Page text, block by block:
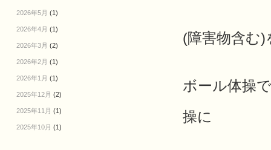
2026年5月 (1)
2026年4月 (1)
2026年3月 (2)
2026年2月 (1)
2026年1月 (1)
2025年12月 (2)
2025年11月 (1)
2025年10月 (1)
(障害物含む
ボール体操
操に